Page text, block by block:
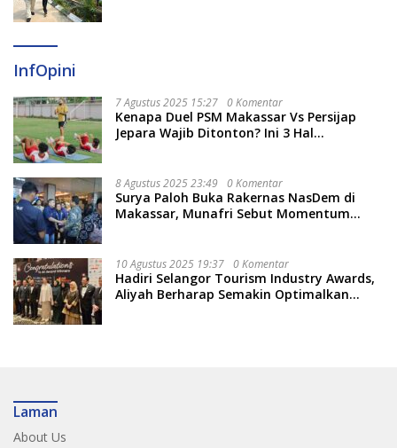
InfOpini
7 Agustus 2025 15:27 0 Komentar
Kenapa Duel PSM Makassar Vs Persijap
Jepara Wajib Ditonton? Ini 3 Hal
8 Agustus 2025 23:49 0 Komentar
Surya Paloh Buka Rakernas NasDem di
Makassar, Munafri Sebut Momentum
10 Agustus 2025 19:37 0 Komentar
Hadiri Selangor Tourism Industry Awards,
Aliyah Berharap Semakin Optimalkan
Laman
About Us